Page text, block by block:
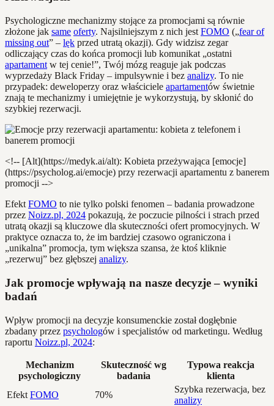
Psychologiczne mechanizmy stojące za promocjami są równie
złożone jak same oferty. Najsilniejszym z nich jest FOMO („fear of
missing out” – lęk przed utratą okazji). Gdy widzisz zegar
odliczający czas do końca promocji lub komunikat „ostatni
apartament w tej cenie!”, Twój mózg reaguje jak podczas
wyprzedaży Black Friday – impulsywnie i bez analizy. To nie
przypadek: deweloperzy oraz właściciele apartamentów świetnie
znają te mechanizmy i umiejętnie je wykorzystują, by skłonić do
szybkiej rezerwacji.
<!-- [Alt](https://medyk.ai/alt): Kobieta przeżywająca [emocje]
(https://psycholog.ai/emocje) przy rezerwacji apartamentu z banerem
promocji -->
Efekt FOMO to nie tylko polski fenomen – badania prowadzone
przez Noizz.pl, 2024 pokazują, że poczucie pilności i strach przed
utratą okazji są kluczowe dla skuteczności ofert promocyjnych. W
praktyce oznacza to, że im bardziej czasowo ograniczona i
„unikalna” promocja, tym większa szansa, że ktoś kliknie
„rezerwuj” bez głębszej analizy.
Jak promocje wpływają na nasze decyzje – wyniki
badań
Wpływ promocji na decyzje konsumenckie został dogłębnie
zbadany przez psychologów i specjalistów od marketingu. Według
raportu Noizz.pl, 2024:
Mechanizm
psychologiczny
Skuteczność wg
badania
Typowa reakcja
klienta
Efekt FOMO 70%
Szybka rezerwacja, bez
analizy